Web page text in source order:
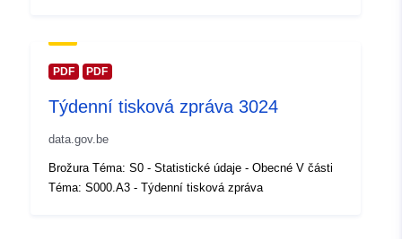
[ 6.41, 51.51 ], [ 6.41, 49.49 ],
Typ:
Polygon
PDF PDF
Týdenní tisková zpráva 3024
data.gov.be
Brožura Téma: S0 - Statistické údaje - Obecné V části
Téma: S000.A3 - Týdenní tisková zpráva